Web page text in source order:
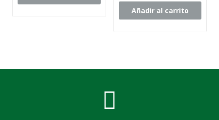
Añadir al carrito